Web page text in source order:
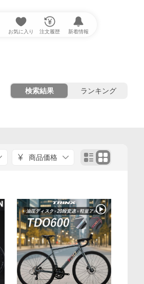
お気に入り 注文履歴 新着情報
検索結果 ランキング
商品価格